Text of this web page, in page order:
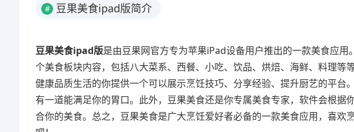
# 豆果美食ipad版简介
豆果美食ipad版是由豆果网官方专为苹果iPad设备用户推出的一款美食应
个美食板块内容，包括八大菜系、西餐、小吃、饮品、烘焙、海鲜、料理等
健康品质生活的你提供一个可以展示烹饪技巧、分享经验、提升厨艺的平台
有一道能满足你的胃口。此外，豆果美食还是你专属美食专家，软件会根据
合你的美食。总之，豆果美食是广大烹饪爱好者必备的一款美食应用，喜欢